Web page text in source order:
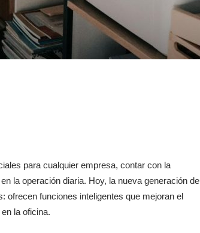
para cualquier empresa, contar con la
la operación diaria. Hoy, la nueva generación de
ofrecen funciones inteligentes que mejoran el
la oficina.